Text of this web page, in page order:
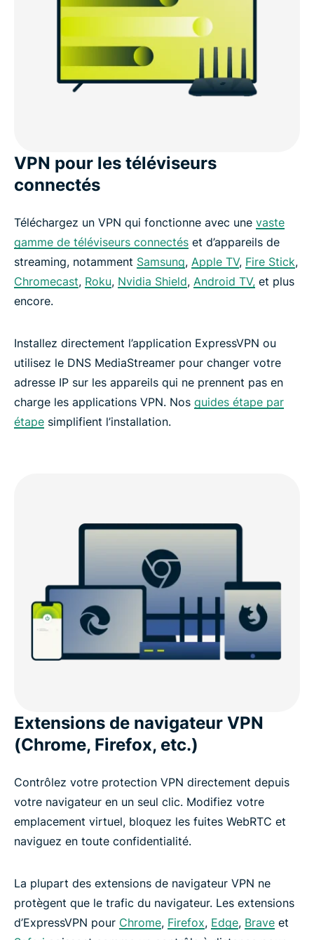
VPN pour les téléviseurs
connectés
Téléchargez un VPN qui fonctionne avec une vaste
gamme de téléviseurs connectés et d’appareils de
streaming, notamment Samsung, Apple TV, Fire Stick,
Chromecast, Roku, Nvidia Shield, Android TV, et plus
encore.
Installez directement l’application ExpressVPN ou
utilisez le DNS MediaStreamer pour changer votre
adresse IP sur les appareils qui ne prennent pas en
charge les applications VPN. Nos guides étape par
étape simplifient l’installation.
Extensions de navigateur VPN
(Chrome, Firefox, etc.)
Contrôlez votre protection VPN directement depuis
votre navigateur en un seul clic. Modifiez votre
emplacement virtuel, bloquez les fuites WebRTC et
naviguez en toute confidentialité.
La plupart des extensions de navigateur VPN ne
protègent que le trafic du navigateur. Les extensions
d’ExpressVPN pour Chrome, Firefox, Edge, Brave et